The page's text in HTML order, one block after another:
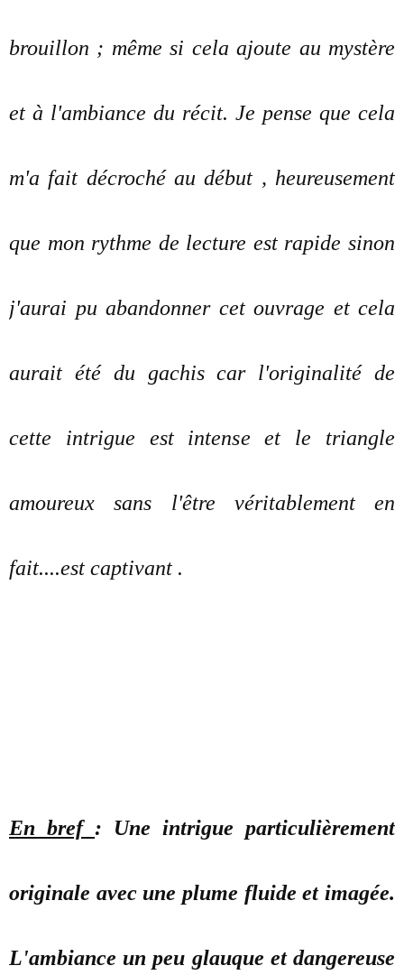
brouillon ; même si cela ajoute au mystère
et à l'ambiance du récit. Je pense que cela
m'a fait décroché au début , heureusement
que mon rythme de lecture est rapide sinon
j'aurai pu abandonner cet ouvrage et cela
aurait été du gachis car l'originalité de
cette intrigue est intense et le triangle
amoureux sans l'être véritablement en
fait....est captivant .
En bref : Une intrigue particulièrement
originale avec une plume fluide et imagée.
L'ambiance un peu glauque et dangereuse